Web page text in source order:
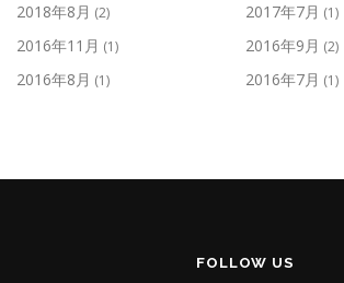
2018年8月 (2) 2017年7月 (1)
2016年11月 (1) 2016年9月 (2)
2016年8月 (1) 2016年7月 (1)
FOLLOW US